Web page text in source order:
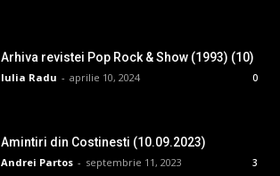
Arhiva revistei Pop Rock & Show (1993) (10)
Iulia Radu - aprilie 10, 2024 0
Amintiri din Costinesti (10.09.2023)
Andrei Partos - septembrie 11, 2023 3